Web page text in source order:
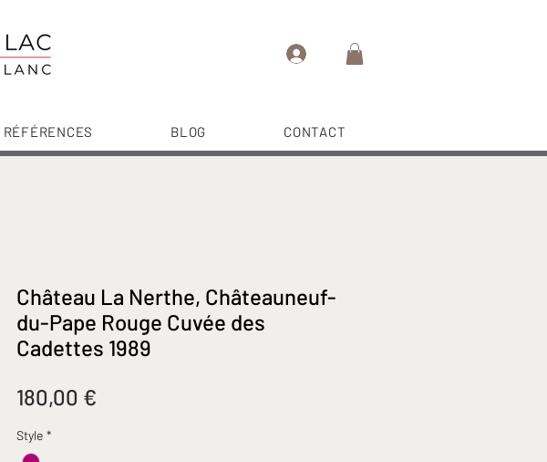
RÉFÉRENCES BLOG CONTACT
Château La Nerthe, Châteauneuf-
du-Pape Rouge Cuvée des
Cadettes 1989
180,00 €
Style *